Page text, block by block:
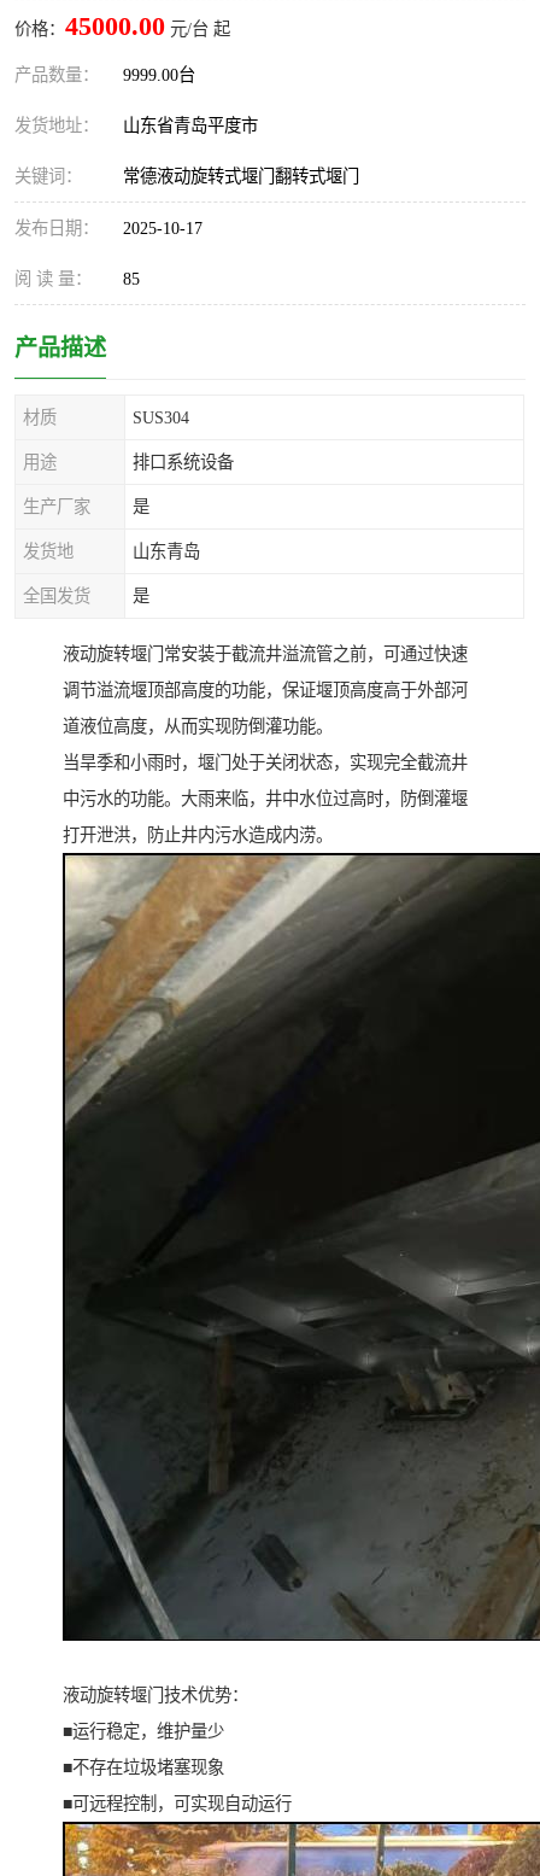
价格： 45000.00 元/台 起
产品数量： 9999.00台
发货地址： 山东省青岛平度市
关键词： 常德液动旋转式堰门翻转式堰门
发布日期： 2025-10-17
阅 读 量： 85
产品描述
材质 SUS304
用途 排口系统设备
生产厂家 是
发货地 山东青岛
全国发货 是
液动旋转堰门常安装于截流井溢流管之前，可通过快速
调节溢流堰顶部高度的功能，保证堰顶高度高于外部河
道液位高度，从而实现防倒灌功能。
当旱季和小雨时，堰门处于关闭状态，实现完全截流井
中污水的功能。大雨来临，井中水位过高时，防倒灌堰
打开泄洪，防止井内污水造成内涝。
液动旋转堰门技术优势：
■运行稳定，维护量少
■不存在垃圾堵塞现象
■可远程控制，可实现自动运行
水平自清洗格栅